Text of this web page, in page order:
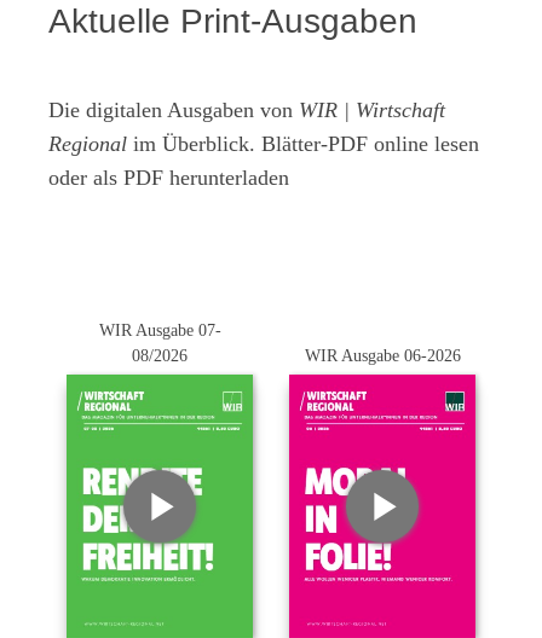
Aktuelle Print-Ausgaben
Die digitalen Ausgaben von WIR | Wirtschaft
Regional im Überblick. Blätter-PDF online lesen
oder als PDF herunterladen
WIR Ausgabe 07-
08/2026
WIR Ausgabe 06-2026